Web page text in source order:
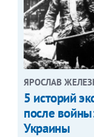
ЯРОСЛАВ
5 историй
после
Украины